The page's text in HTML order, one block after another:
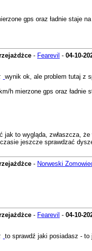
gps oraz ładnie staje
- Fearevil - 04-10-
wynik ok, ale problem tutaj z
h mierzone gps oraz ładnie
to wygląda, zwłaszcza,
jeszcze sprawdzać
- Norweski
- Fearevil - 04-10-
to sprawdź jaki posiadasz - to